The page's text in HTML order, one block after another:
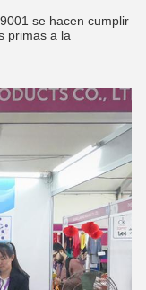
se hacen cumplir
primas a la